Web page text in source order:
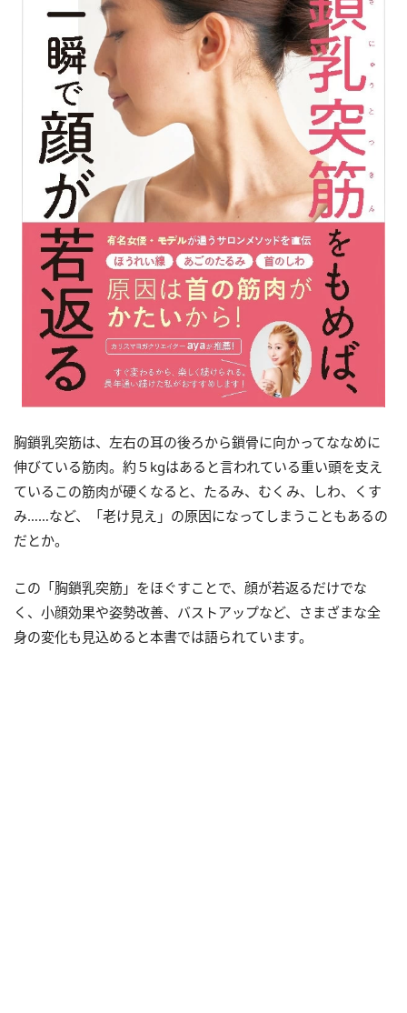
胸鎖乳突筋は、左右の耳の後ろから鎖骨に向かってななめに
伸びている筋肉。約５kgはあると言われている重い頭を支え
ているこの筋肉が硬くなると、たるみ、むくみ、しわ、くす
み……など、「老け見え」の原因になってしまうこともあるの
だとか。
この「胸鎖乳突筋」をほぐすことで、顔が若返るだけでな
く、小顔効果や姿勢改善、バストアップなど、さまざまな全
身の変化も見込めると本書では語られています。